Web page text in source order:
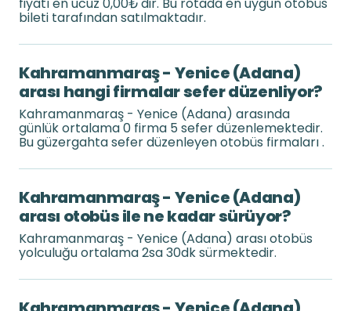
bileti tarafından satılmaktadır.
Kahramanmaraş - Yenice (Adana)
arası hangi firmalar sefer düzenliyor?
Kahramanmaraş - Yenice (Adana) arasında
günlük ortalama 0 firma 5 sefer düzenlemektedir.
Bu güzergahta sefer düzenleyen otobüs firmaları .
Kahramanmaraş - Yenice (Adana)
arası otobüs ile ne kadar sürüyor?
Kahramanmaraş - Yenice (Adana) arası otobüs
yolculuğu ortalama 2sa 30dk sürmektedir.